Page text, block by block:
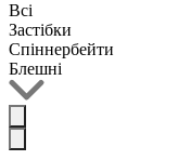
Всі
Застібки
Спіннербейти
Блешні